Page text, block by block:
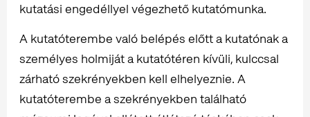
kutatási engedéllyel végezhető kutatómunka.
A kutatóterembe való belépés előtt a kutatónak a
személyes holmiját a kutatótéren kívüli, kulccsal
zárható szekrényekben kell elhelyeznie. A
kutatóterembe a szekrényekben található